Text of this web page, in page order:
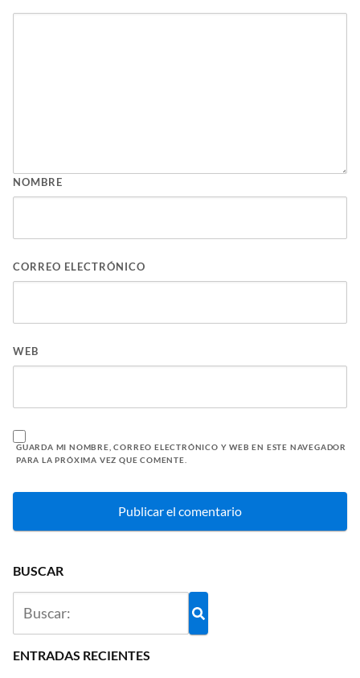
NOMBRE
CORREO ELECTRÓNICO
WEB
GUARDA MI NOMBRE, CORREO ELECTRÓNICO Y WEB EN ESTE NAVEGADOR
PARA LA PRÓXIMA VEZ QUE COMENTE.
BUSCAR
ENTRADAS RECIENTES